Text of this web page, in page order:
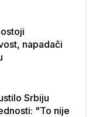
napadači
Srbiju
"To nije